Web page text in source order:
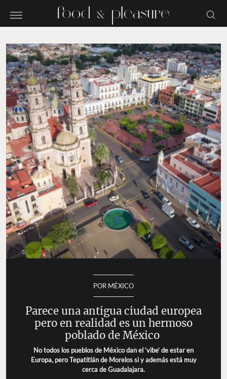
POR MÉXICO
Parece una antigua ciudad europea
pero en realidad es un hermoso
poblado de México
No todos los pueblos de México dan el ‘vibe’ de estar en
Europa, pero Tepatitlán de Morelos si y además está muy
cerca de Guadalajara.